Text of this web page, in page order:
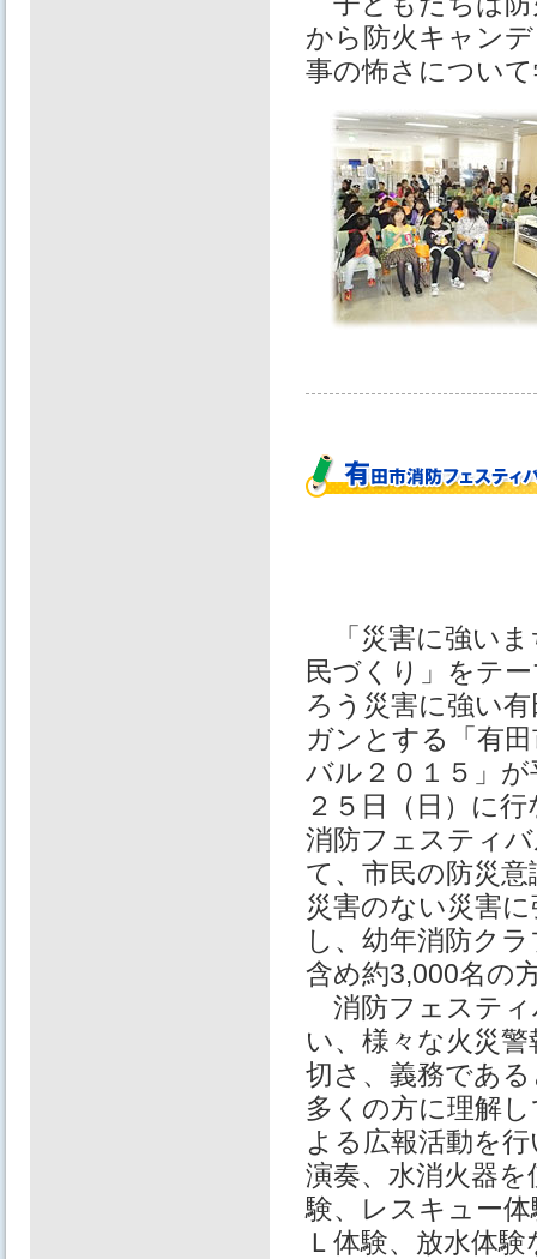
から防火キャン
事の怖さについ
「災害に強いま
民づくり」をテ
ろう災害に強い
ガンとする「有
バル２０１５」
２５日（日）に
消防フェスティ
て、市民の防災
災害のない災害
し、幼年消防ク
含め約3,000名の
消防フェスティ
い、様々な火災
切さ、義務であ
多くの方に理解
よる広報活動を
演奏、水消火器
験、レスキュー
Ｌ体験、放水体